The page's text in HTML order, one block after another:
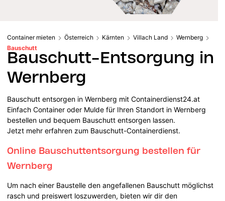
Container mieten Österreich Kärnten Villach Land
Wernberg
Bauschutt
Bauschutt-Entsorgung in
Wernberg
Bauschutt entsorgen in Wernberg mit Containerdienst24.at
Einfach Container oder Mulde für Ihren Standort in Wernberg
bestellen und bequem Bauschutt entsorgen lassen.
Jetzt mehr erfahren zum Bauschutt-Containerdienst.
Online Bauschuttentsorgung bestellen für
Wernberg
Um nach einer Baustelle den angefallenen Bauschutt möglichst
rasch und preiswert loszuwerden, bieten wir dir den